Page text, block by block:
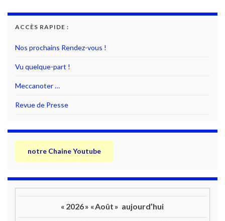
ACCÈS RAPIDE :
Nos prochains Rendez-vous !
Vu quelque-part !
Meccanoter …
Revue de Presse
notre Chaine Youtube
« 2026» «Août » aujourd’hui